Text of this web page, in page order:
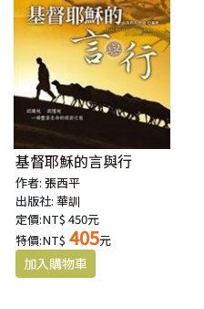
基督耶穌的言與行
作者:張西平
出版社:華訓
定價:NT$ 450元
特價:NT$ 405元